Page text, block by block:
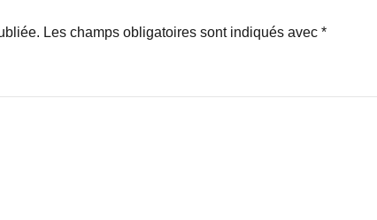
Les champs obligatoires sont indiqués avec *